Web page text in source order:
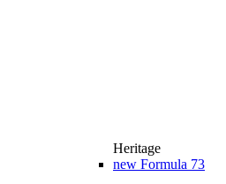
Heritage
new Formula 73